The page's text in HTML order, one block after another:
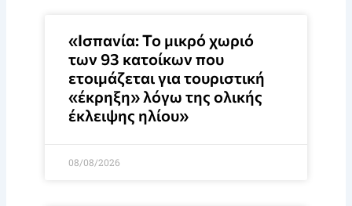
«Ισπανία: Το μικρό χωριό
των 93 κατοίκων που
ετοιμάζεται για τουριστική
«έκρηξη» λόγω της ολικής
έκλειψης ηλίου»
08/08/2026